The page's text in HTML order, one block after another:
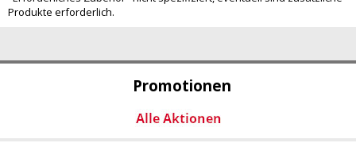
Promotionen
Produkte erforderlich.